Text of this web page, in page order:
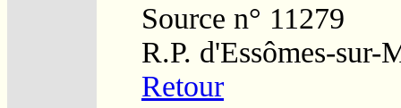
Source n° 11279
R.P. d'Essômes-sur-
Retour